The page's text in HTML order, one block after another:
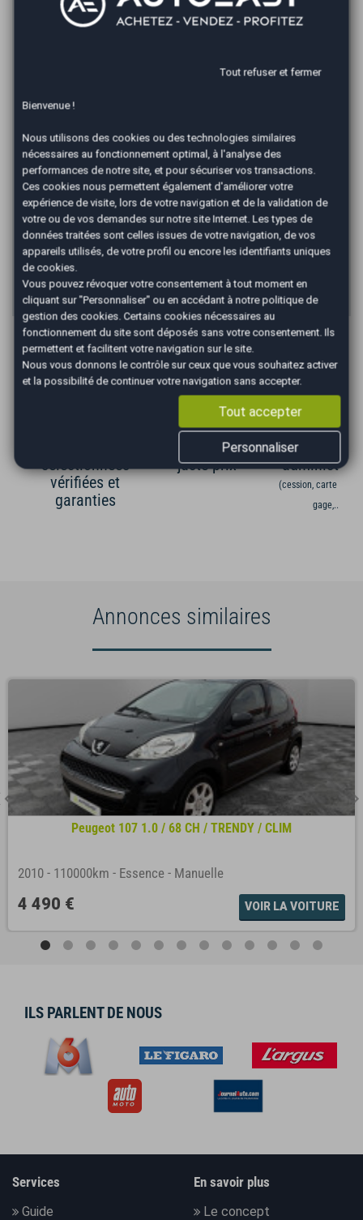
Prix du véhicule
Durée
Mensualité :52,05€/mois*
Recevoir la simulation
*Un crédit vous engage et doit être remboursé. Vérifiez vos
capacités de remboursement avant de vous engager. Informations
données à titre indicatif et non contractuelles. Afin de respecter les
dispositions de l'article L331.-4 du code de la consommation.
Crédit sans assurance. Voir conditions en agence.
Les Avantages AutoEasy
sélectionnées
vérifiées et
garanties
Véhicule au
juste prix
(cession, carte grise,
gage,...)
Annonces similaires
Peugeot 107 1.0 / 68 CH / TRENDY / CLIM
2010 - 110000km - Essence - Manuelle
4 490 € VOIR LA VOITURE
ILS PARLENT DE NOUS
Services
Guide
En savoir plus
Le concept
Tout refuser et fermer
Bienvenue !
Nous utilisons des cookies ou des technologies similaires
nécessaires au fonctionnement optimal, à l'analyse des
performances de notre site, et pour sécuriser vos transactions.
Ces cookies nous permettent également d'améliorer votre
expérience de visite, lors de votre navigation et de la validation de
votre ou de vos demandes sur notre site Internet. Les types de
données traitées sont celles issues de votre navigation, de vos
appareils utilisés, de votre profil ou encore les identifiants uniques
de cookies.
Vous pouvez révoquer votre consentement à tout moment en
cliquant sur "Personnaliser" ou en accédant à notre politique de
gestion des cookies. Certains cookies nécessaires au
fonctionnement du site sont déposés sans votre consentement. Ils
permettent et facilitent votre navigation sur le site.
Nous vous donnons le contrôle sur ceux que vous souhaitez activer
et la possibilité de continuer votre navigation sans accepter.
Tout accepter
Personnaliser